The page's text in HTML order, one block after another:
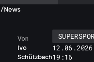
/News
Ivo
Schützbach
Von
19:16